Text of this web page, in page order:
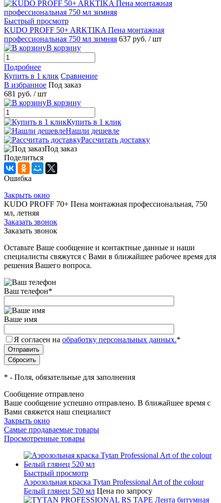
Быстрый просмотр
KUDO PROFF 50+ ARKTIKA Пена монтажная
профессиональная 750 мл зимняя 637 руб. / шт
В корзину
Подробнее
Купить в 1 клик Сравнение
В избранное Под заказ
681 руб. / шт
В корзину
Купить в 1 клик
Нашли дешевле
Рассчитать доставку
Под заказ
Поделиться
Ошибка
Закрыть окно
KUDO PROFF 70+ Пена монтажная профессиональная, 750
мл, летняя
Заказать звонок
Заказать звонок
Оставьте Ваше сообщение и контактные данные и наши
специалисты свяжутся с Вами в ближайшее рабочее время для
решения Вашего вопроса.
Ваш телефон*
Ваше имя
Я согласен на обработку персональных данных.*
* - Поля, обязательные для заполнения
Сообщение отправлено
Ваше сообщение успешно отправлено. В ближайшее время с
Вами свяжется наш специалист
Закрыть окно
Самые продаваемые товары
Просмотренные товары
Быстрый просмотр
Аэрозольная краска Tytan Professional Art of the colour
Белый глянец 520 мл Цена по запросу